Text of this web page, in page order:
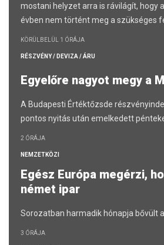
mostani helyzet arra is rávilágít, hogy
évben nem történt meg a szükséges
KÖRÜLBELÜL 1 ÓRÁJA
RÉSZVÉNY / DEVIZA / ÁRU
Egyelőre nagyot megy a
A Budapesti Értéktőzsde
pontos nyitás után emelkedett
2 ÓRÁJA
NEMZETKÖZI
Egész Európa megérzi,
német ipar
Sorozatban harmadik hónapja bővült
3 ÓRÁJA